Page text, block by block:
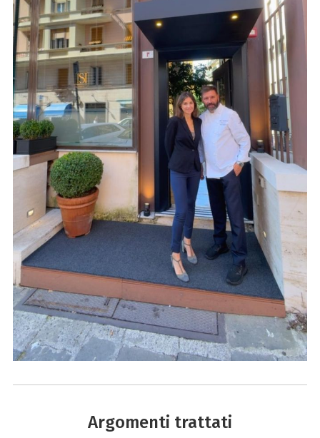
Argomenti trattati